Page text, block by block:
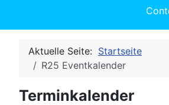
Aktuelle Seite: Startseite
R25 Eventkalender
Terminkalender